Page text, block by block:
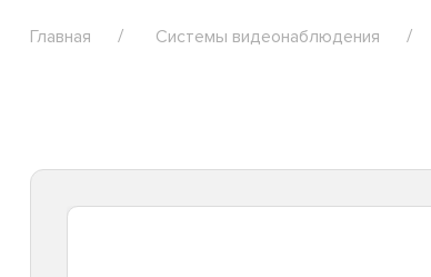
Главная Системы видеонаблюдения